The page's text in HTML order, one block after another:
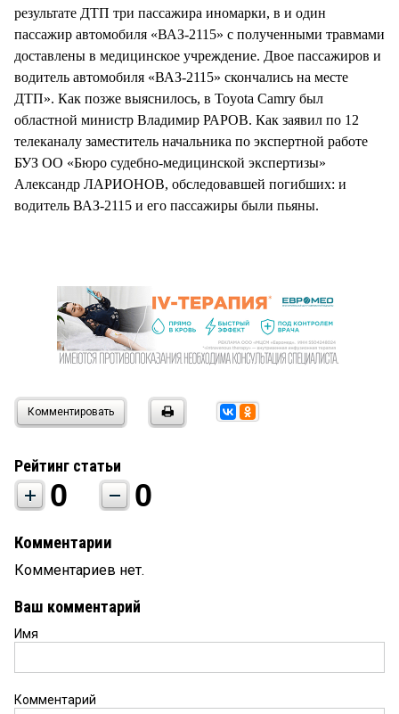
результате ДТП три пассажира иномарки, в и один
пассажир автомобиля «ВАЗ-2115» с полученными травмами
доставлены в медицинское учреждение. Двое пассажиров и
водитель автомобиля «ВАЗ-2115» скончались на месте
ДТП». Как позже выяснилось, в Toyota Camry был
областной министр Владимир РАРОВ. Как заявил по 12
телеканалу заместитель начальника по экспертной работе
БУЗ ОО «Бюро судебно-медицинской экспертизы»
Александр ЛАРИОНОВ, обследовавшей погибших: и
водитель ВАЗ-2115 и его пассажиры были пьяны.
Комментировать
Рейтинг статьи
0 0
Комментарии
Комментариев нет.
Ваш комментарий
Имя
Комментарий